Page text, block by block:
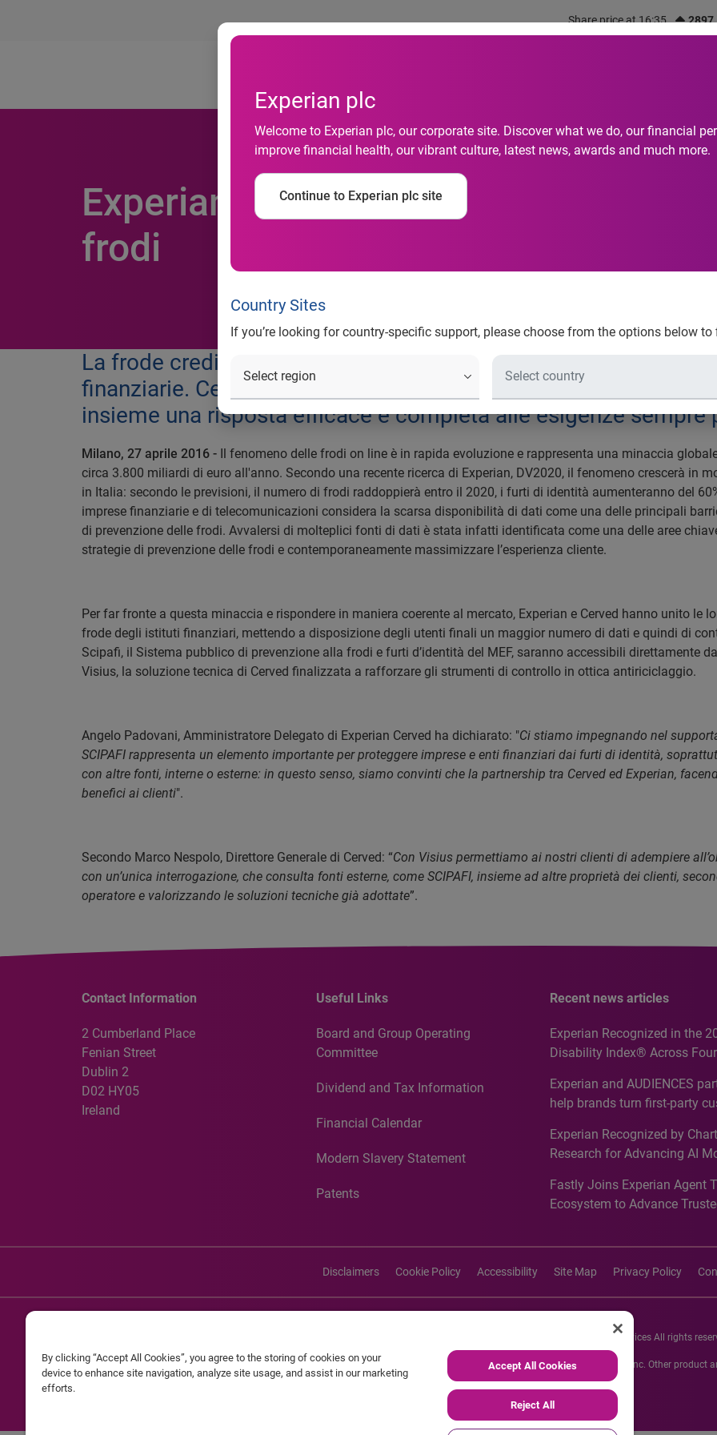
Share price at 16:35
Experian plc
Welcome to Experian plc, our corporate site. Discover what we do, our financial
improve financial health, our vibrant culture, latest news, awards and much more.
Continue to Experian plc site
Country Sites
If you’re looking for country-specific support, please choose from the options below to
Experian e Cerved insieme per la
frodi
La frode creditizia si sta imponendo come una delle maggiori
finanziarie. Cerved ed Experian, a fronte della rinnovata
insieme una risposta efficace e completa alle esigenze
Milano, 27 aprile 2016 - Il fenomeno delle frodi on line è in rapida evoluzione e rappresenta una minaccia
circa 3.800 miliardi di euro all'anno. Secondo una recente ricerca di Experian, DV2020, il fenomeno crescerà in
in Italia: secondo le previsioni, il numero di frodi raddoppierà entro il 2020, i furti di identità aumenteranno del
imprese finanziarie e di telecomunicazioni considera la scarsa disponibilità di dati come una delle principali
di prevenzione delle frodi. Avvalersi di molteplici fonti di dati è stata infatti identificata come una delle aree
strategie di prevenzione delle frodi e contemporaneamente massimizzare l’esperienza cliente.
Per far fronte a questa minaccia e rispondere in maniera coerente al mercato, Experian e Cerved hanno unito le
frode degli istituti finanziari, mettendo a disposizione degli utenti finali un maggior numero di dati e quindi di
Scipafi, il Sistema pubblico di prevenzione alla frodi e furti d’identità del MEF, saranno accessibili direttamente
Visius, la soluzione tecnica di Cerved finalizzata a rafforzare gli strumenti di controllo in ottica antiriciclaggio.
Angelo Padovani, Amministratore Delegato di Experian Cerved ha dichiarato: "Ci stiamo impegnando nel
SCIPAFI rappresenta un elemento importante per proteggere imprese e enti finanziari dai furti di identità,
con altre fonti, interne o esterne: in questo senso, siamo convinti che la partnership tra Cerved ed Experian,
benefici ai clienti".
Secondo Marco Nespolo, Direttore Generale di Cerved: “Con Visius permettiamo ai nostri clienti di adempiere
con un’unica interrogazione, che consulta fonti esterne, come SCIPAFI, insieme ad altre proprietà dei clienti,
operatore e valorizzando le soluzioni tecniche già adottate”.
Contact Information
2 Cumberland Place
Fenian Street
Dublin 2
D02 HY05
Ireland
Useful Links
Board and Group Operating
Committee
Dividend and Tax Information
Financial Calendar
Modern Slavery Statement
Patents
Recent news articles
Experian Recognized in the
Disability Index® Across Four
Recognition for Australia
Experian and AUDIENCES
help brands turn first-party
media activation
Experian Recognized by
Research for Advancing AI
Analytics50 2026
Fastly Joins Experian Agent
Ecosystem to Advance
Disclaimers Cookie Policy Accessibility Site Map Privacy Policy
©2026 Experian Information Solutions, Inc. Experian Marketing Services All rights
Experian and the Experian marks used herein are service marks or registered trademarks of Experian Informations Solutions, Inc. Other
respective owners.
By clicking “Accept All Cookies”, you agree to the storing of cookies on your
device to enhance site navigation, analyze site usage, and assist in our marketing
efforts.
Accept All Cookies
Reject All